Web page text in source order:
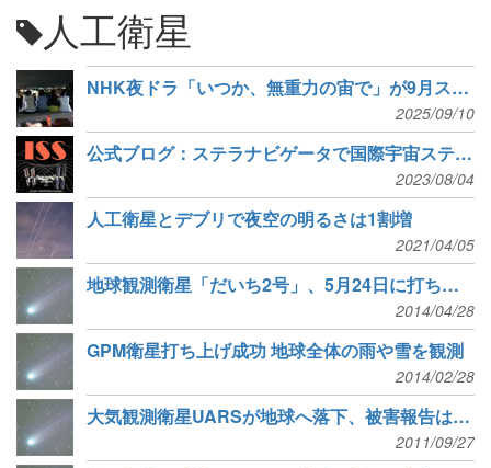
人工衛星
NHK夜ドラ「いつか、無重力の宙で」が9月スタート
2025/09/10
公式ブログ：ステラナビゲータで国際宇宙ステーションを探そう
2023/08/04
人工衛星とデブリで夜空の明るさは1割増
2021/04/05
地球観測衛星「だいち2号」、5月24日に打ち上げ
2014/04/28
GPM衛星打ち上げ成功 地球全体の雨や雪を観測
2014/02/28
大気観測衛星UARSが地球へ落下、被害報告は今のところなし
2011/09/27